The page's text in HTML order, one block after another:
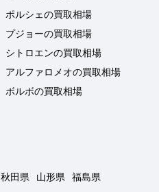
ポルシェの買取相場
プジョーの買取相場
シトロエンの買取相場
アルファロメオの買取相場
ボルボの買取相場
秋田県 山形県
福島県